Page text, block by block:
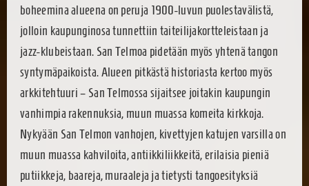
boheemina alueena on peruja 1900-luvun puolestavälistä,
jolloin kaupunginosa tunnettiin taiteilijakortteleistaan ja
jazz-klubeistaan. San Telmoa pidetään myös yhtenä tangon
syntymäpaikoista. Alueen pitkästä historiasta kertoo myös
arkkitehtuuri – San Telmossa sijaitsee joitakin kaupungin
vanhimpia rakennuksia, muun muassa komeita kirkkoja.
Nykyään San Telmon vanhojen, kivettyjen katujen varsilla on
muun muassa kahviloita, antiikkiliikkeitä, erilaisia pieniä
putiikkeja, baareja, muraaleja ja tietysti tangoesityksiä